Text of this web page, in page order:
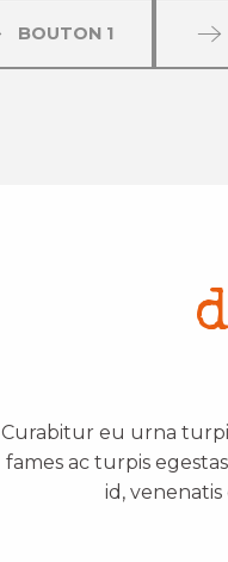
BOUTON 1
Curabitur eu urna
fames ac turpis
id,